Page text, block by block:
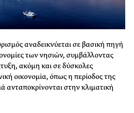
αναδεικνύεται σε βασική πηγή
των νησιών, συμβάλλοντας
ακόμη και σε δύσκολες
οικονομία, όπως η περίοδος της
ανταποκρίνονται στην κλιματική